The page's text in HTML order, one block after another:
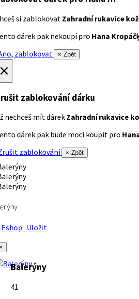
si zablokovat Zahradní rukavice
dárek pak nekoupí pro Hana
zablokovat
× Zpět
zablokování dárku
nechceš mít dárek Zahradní rukavice
dárek pak bude moci koupit pro
zablokování
× Zpět
Uložit
Balerýny
41